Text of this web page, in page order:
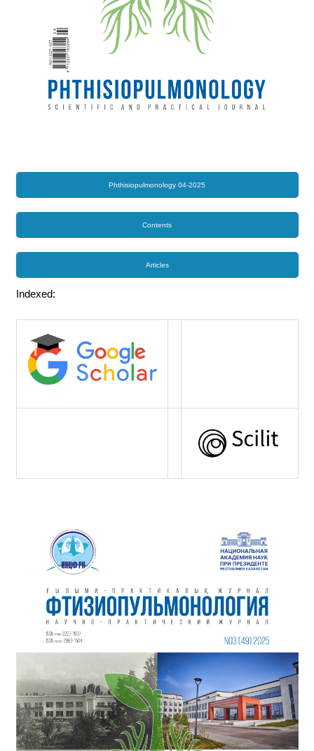
Phthisiopulmonology 04-2025
Contents
Articles
Indexed: